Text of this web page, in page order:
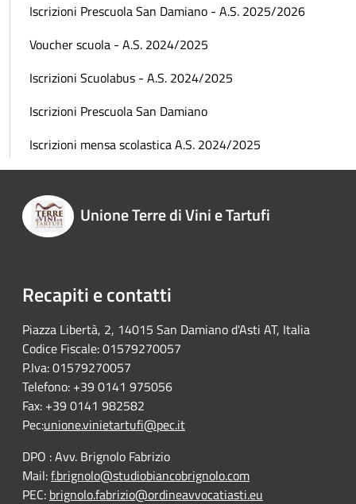
Iscrizioni Prescuola San Damiano - A.S. 2025/2026
Voucher scuola - A.S. 2024/2025
Iscrizioni Scuolabus - A.S. 2024/2025
Iscrizioni Prescuola San Damiano
Iscrizioni mensa scolastica A.S. 2024/2025
Unione Terre di Vini e Tartufi
Recapiti e contatti
Piazza Libertà, 2, 14015 San Damiano d'Asti AT, Italia
Codice Fiscale: 01579270057
P.Iva: 01579270057
Telefono: +39 0141 975056
Fax: +39 0141 982582
Pec:unione.vinietartufi@pec.it
DPO : Avv. Brignolo Fabrizio
Mail:f.brignolo@studiobiancobrignolo.com
PEC: brignolo.fabrizio@ordineavvocatiasti.eu